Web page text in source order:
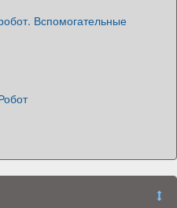
Вспомогательные